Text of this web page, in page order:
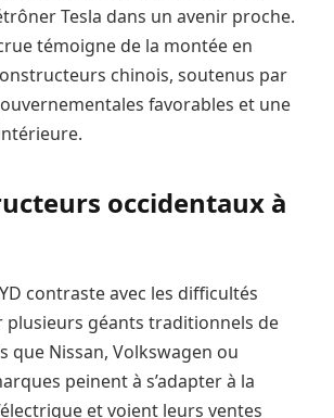
Tesla dans un avenir proche.
témoigne de la montée en
chinois, soutenus par
favorables et une
occidentaux à
contraste avec les difficultés
plusieurs géants traditionnels de
que Nissan, Volkswagen ou
peinent à s’adapter à la
et voient leurs ventes